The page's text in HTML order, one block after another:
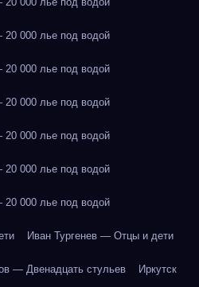
000 лье под водой
000 лье под водой
000 лье под водой
000 лье под водой
000 лье под водой
000 лье под водой
Иван Тургенев — Отцы и дети
— Двенадцать стульев Иркутск